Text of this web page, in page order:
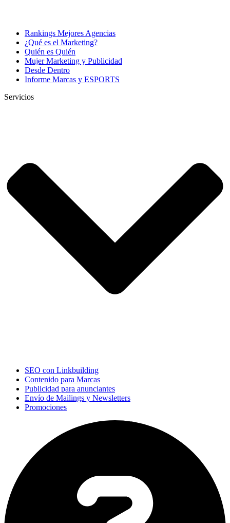
Rankings Mejores Agencias
¿Qué es el Marketing?
Quién es Quién
Mujer Marketing y Publicidad
Desde Dentro
Informe Marcas y ESPORTS
Servicios
SEO con Linkbuilding
Contenido para Marcas
Publicidad para anunciantes
Envío de Mailings y Newsletters
Promociones